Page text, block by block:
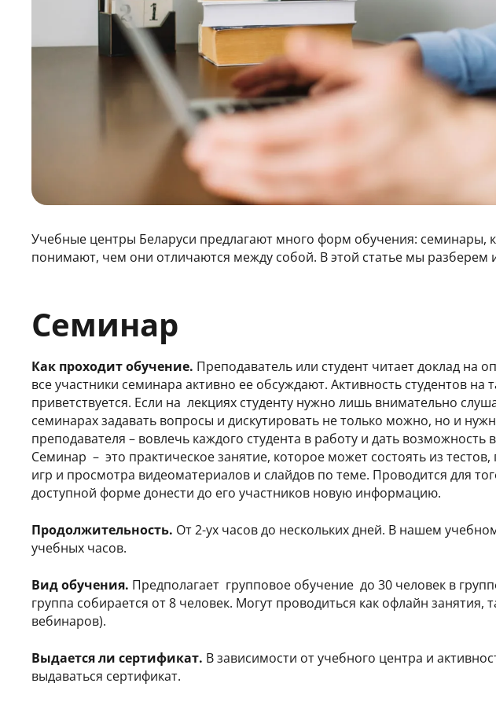
Учебные центры Беларуси предлагают много форм обучения: семинары,
понимают, чем они отличаются между собой. В этой статье мы разберем
Семинар
Как проходит обучение. Преподаватель или студент читает доклад на
все участники семинара активно ее обсуждают. Активность студентов на
приветствуется. Если на лекциях студенту нужно лишь внимательно
семинарах задавать вопросы и дискутировать не только можно, но и
преподавателя – вовлечь каждого студента в работу и дать возможность
Семинар – это практическое занятие, которое может состоять из
игр и просмотра видеоматериалов и слайдов по теме. Проводится для
доступной форме донести до его участников новую информацию.
Продолжительность. От 2-ух часов до нескольких дней. В нашем
учебных часов.
Вид обучения. Предполагает групповое обучение до 30 человек в
группа собирается от 8 человек. Могут проводиться как офлайн занятия,
вебинаров).
Выдается ли сертификат. В зависимости от учебного центра и
выдаваться сертификат.